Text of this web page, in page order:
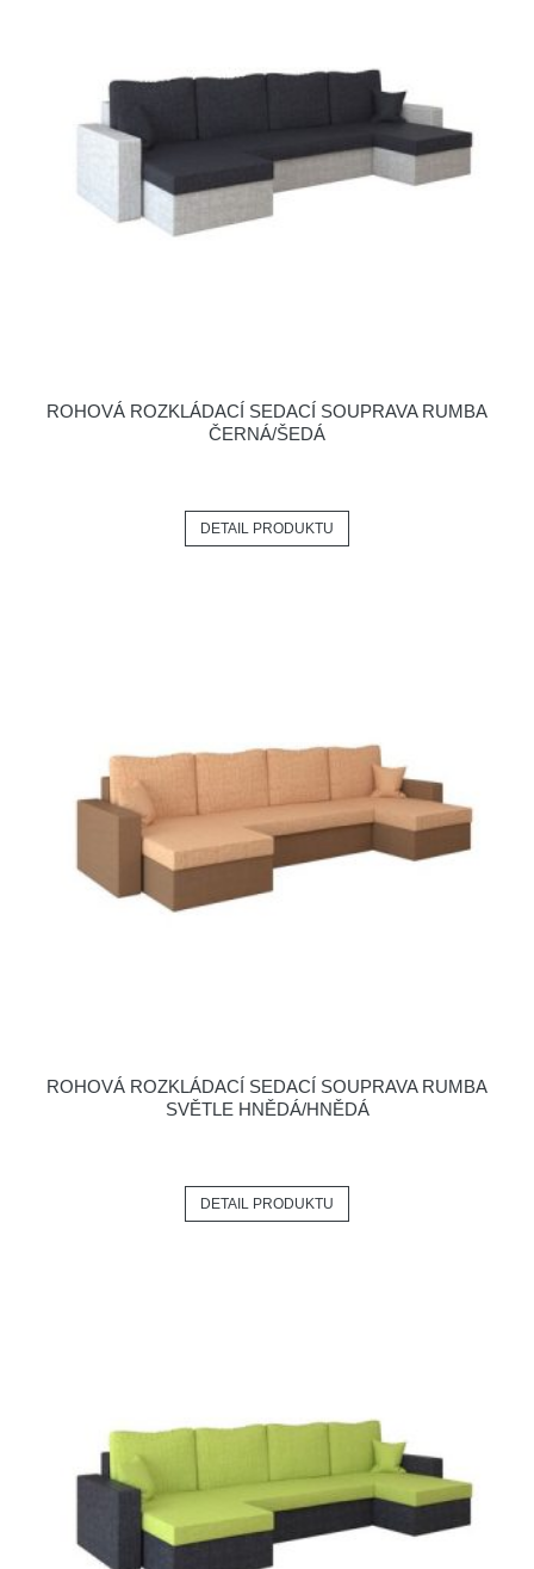
ROHOVÁ ROZKLÁDACÍ SEDACÍ SOUPRAVA RUMBA
ČERNÁ/ŠEDÁ
DETAIL PRODUKTU
ROHOVÁ ROZKLÁDACÍ SEDACÍ SOUPRAVA RUMBA
SVĚTLE HNĚDÁ/HNĚDÁ
DETAIL PRODUKTU